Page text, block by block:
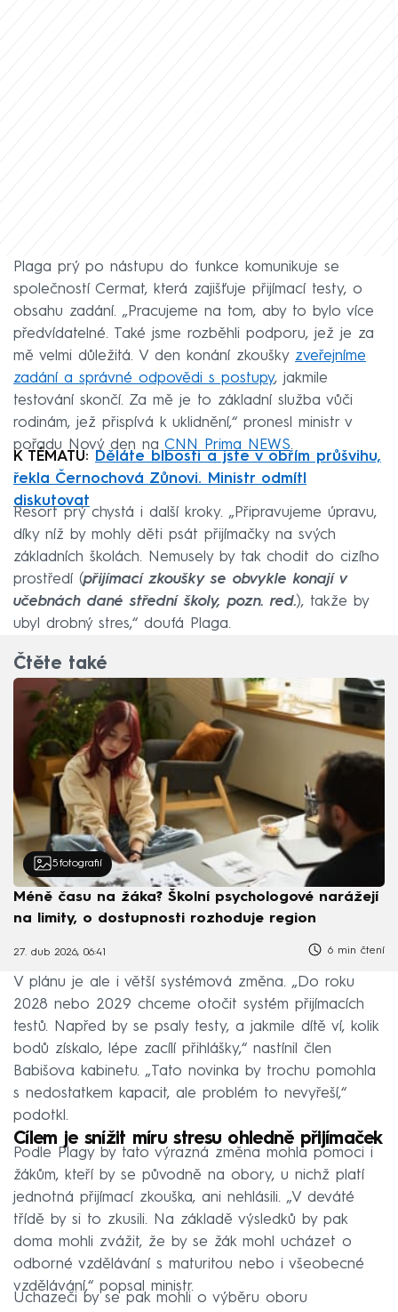
Plaga prý po nástupu do funkce komunikuje se
společností Cermat, která zajišťuje přijímací testy, o
obsahu zadání. „Pracujeme na tom, aby to bylo více
předvídatelné. Také jsme rozběhli podporu, jež je za
mě velmi důležitá. V den konání zkoušky zveřejníme
zadání a správné odpovědi s postupy, jakmile
testování skončí. Za mě je to základní služba vůči
rodinám, jež přispívá k uklidnění,“ pronesl ministr v
pořadu Nový den na CNN Prima NEWS.
K TÉMATU:
Děláte blbosti a jste v obřím průšvihu,
řekla Černochová Zůnovi. Ministr odmítl
diskutovat
Resort prý chystá i další kroky. „Připravujeme úpravu,
díky níž by mohly děti psát přijímačky na svých
základních školách. Nemusely by tak chodit do cizího
prostředí (přijímací zkoušky se obvykle konají v
učebnách dané střední školy, pozn. red.), takže by
ubyl drobný stres,“ doufá Plaga.
Čtěte také
5 fotografií
Méně času na žáka? Školní psychologové narážejí
na limity, o dostupnosti rozhoduje region
27. dub 2026, 06:41 6 min čtení
V plánu je ale i větší systémová změna. „Do roku
2028 nebo 2029 chceme otočit systém přijímacích
testů. Napřed by se psaly testy, a jakmile dítě ví, kolik
bodů získalo, lépe zacílí přihlášky,“ nastínil člen
Babišova kabinetu. „Tato novinka by trochu pomohla
s nedostatkem kapacit, ale problém to nevyřeší,“
podotkl.
Cílem je snížit míru stresu ohledně přijímaček
Podle Plagy by tato výrazná změna mohla pomoci i
žákům, kteří by se původně na obory, u nichž platí
jednotná přijímací zkouška, ani nehlásili. „V deváté
třídě by si to zkusili. Na základě výsledků by pak
doma mohli zvážit, že by se žák mohl ucházet o
odborné vzdělávání s maturitou nebo i všeobecné
vzdělávání,“ popsal ministr.
Uchazeči by se pak mohli o výběru oboru